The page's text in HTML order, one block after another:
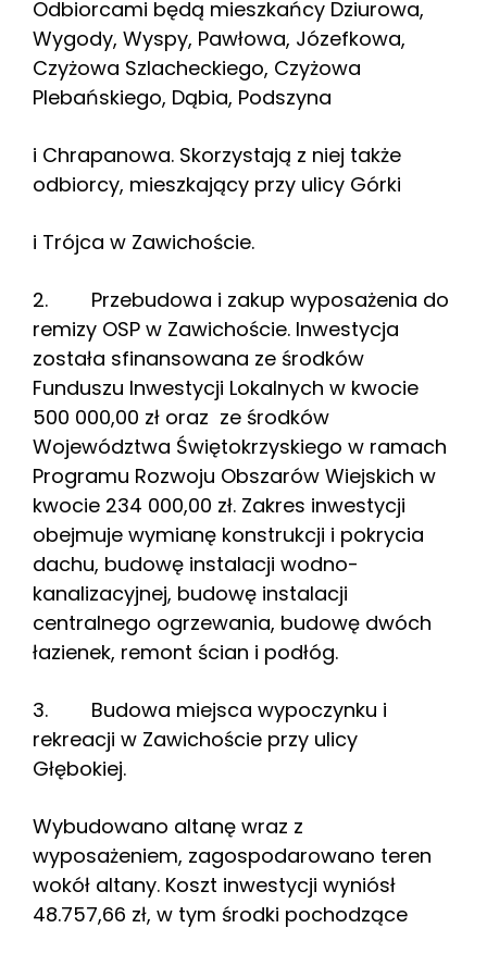
Odbiorcami będą mieszkańcy Dziurowa,
Wygody, Wyspy, Pawłowa, Józefkowa,
Czyżowa Szlacheckiego, Czyżowa
Plebańskiego, Dąbia, Podszyna
i Chrapanowa. Skorzystają z niej także
odbiorcy, mieszkający przy ulicy Górki
i Trójca w Zawichoście.
2. Przebudowa i zakup wyposażenia do
remizy OSP w Zawichoście. Inwestycja
została sfinansowana ze środków
Funduszu Inwestycji Lokalnych w kwocie
500 000,00 zł oraz ze środków
Województwa Świętokrzyskiego w ramach
Programu Rozwoju Obszarów Wiejskich w
kwocie 234 000,00 zł. Zakres inwestycji
obejmuje wymianę konstrukcji i pokrycia
dachu, budowę instalacji wodno-
kanalizacyjnej, budowę instalacji
centralnego ogrzewania, budowę dwóch
łazienek, remont ścian i podłóg.
3. Budowa miejsca wypoczynku i
rekreacji w Zawichoście przy ulicy
Głębokiej.
Wybudowano altanę wraz z
wyposażeniem, zagospodarowano teren
wokół altany. Koszt inwestycji wyniósł
48.757,66 zł, w tym środki pochodzące